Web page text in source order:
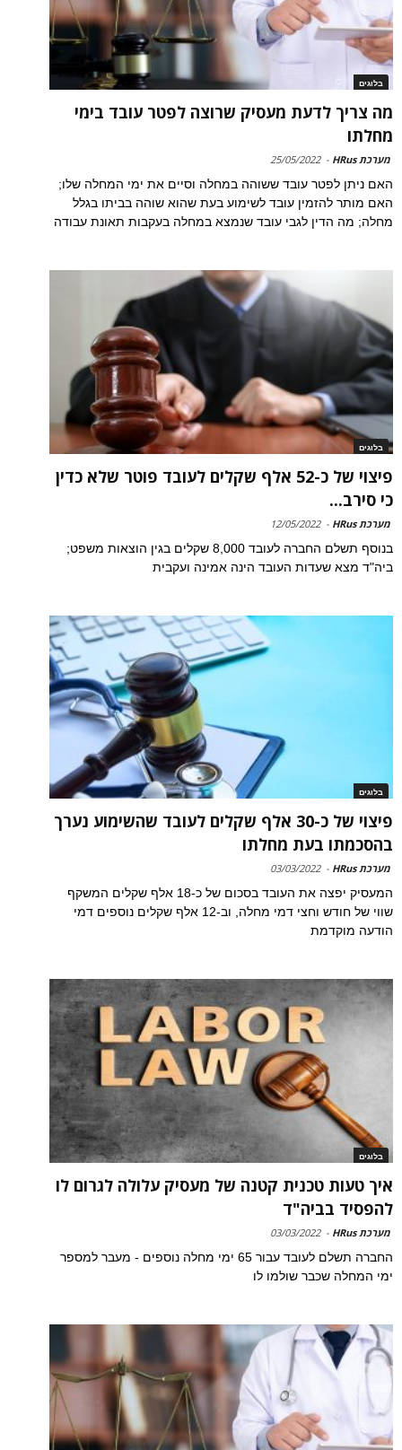
בלוגים
מה צריך לדעת מעסיק שרוצה לפטר עובד בימי
מחלתו
מערכת HRus -
25/05/2022
האם ניתן לפטר עובד ששוהה במחלה וסיים את ימי המחלה שלו;
האם מותר להזמין עובד לשימוע בעת שהוא שוהה בביתו בגלל
מחלה; מה הדין לגבי עובד שנמצא במחלה בעקבות תאונת עבודה
בלוגים
פיצוי של כ-52 אלף שקלים לעובד פוטר שלא כדין
כי סירב...
מערכת HRus -
12/05/2022
בנוסף תשלם החברה לעובד 8,000 שקלים בגין הוצאות משפט;
ביה"ד מצא שעדות העובד הינה אמינה ועקבית
בלוגים
פיצוי של כ-30 אלף שקלים לעובד שהשימוע נערך
בהסכמתו בעת מחלתו
מערכת HRus -
03/03/2022
המעסיק יפצה את העובד בסכום של כ-18 אלף שקלים המשקף
שווי של חודש וחצי דמי מחלה, וב-12 אלף שקלים נוספים דמי
הודעה מוקדמת
בלוגים
איך טעות טכנית קטנה של מעסיק עלולה לגרום לו
להפסיד בביה"ד
מערכת HRus -
03/03/2022
החברה תשלם לעובד עבור 65 ימי מחלה נוספים - מעבר למספר
ימי המחלה שכבר שולמו לו